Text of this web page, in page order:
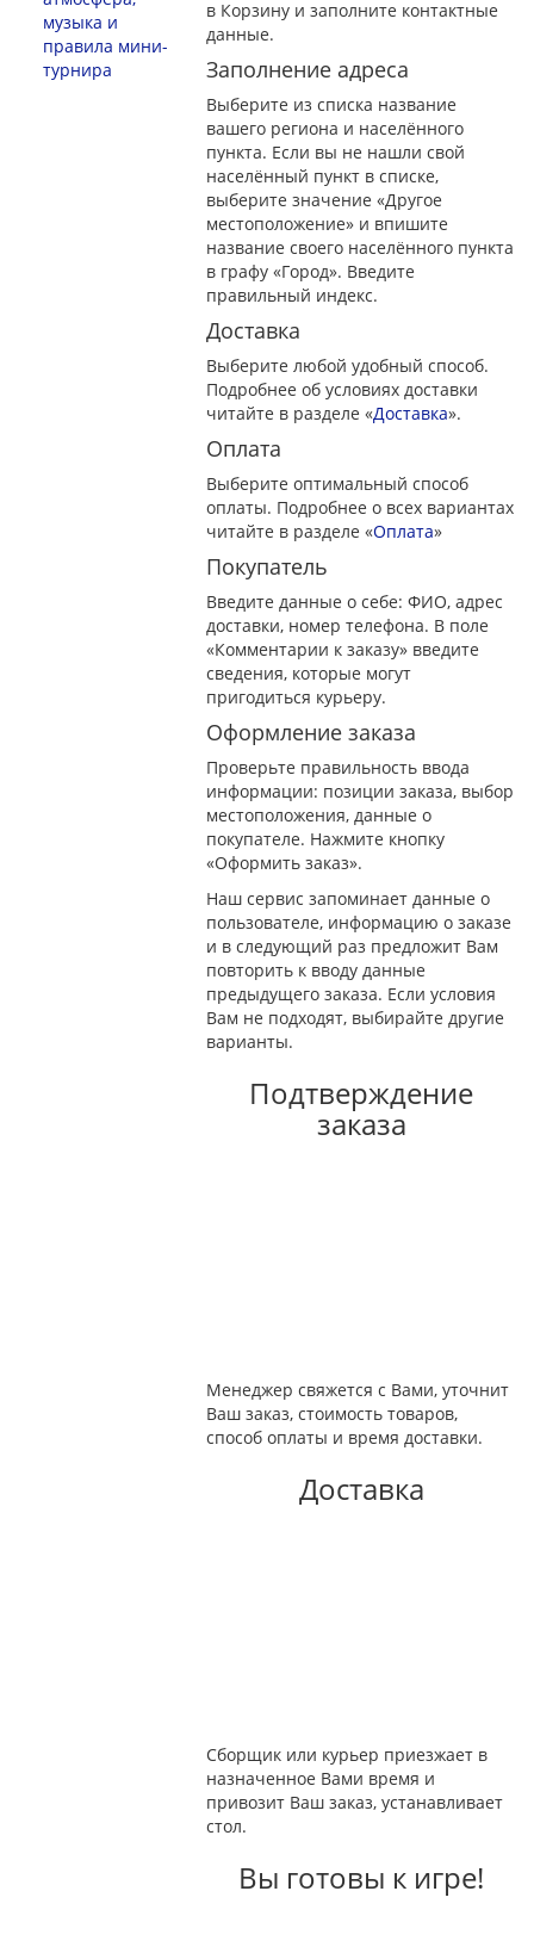
в Корзину и заполните контактные
данные.
Заполнение адреса
Выберите из списка название
вашего региона и населённого
пункта. Если вы не нашли свой
населённый пункт в списке,
выберите значение «Другое
местоположение» и впишите
название своего населённого пункта
в графу «Город». Введите
правильный индекс.
Доставка
Выберите любой удобный способ.
Подробнее об условиях доставки
читайте в разделе «Доставка».
Оплата
Выберите оптимальный способ
оплаты. Подробнее о всех вариантах
читайте в разделе «Оплата»
Покупатель
Введите данные о себе: ФИО, адрес
доставки, номер телефона. В поле
«Комментарии к заказу» введите
сведения, которые могут
пригодиться курьеру.
Оформление заказа
Проверьте правильность ввода
информации: позиции заказа, выбор
местоположения, данные о
покупателе. Нажмите кнопку
«Оформить заказ».
Наш сервис запоминает данные о
пользователе, информацию о заказе
и в следующий раз предложит Вам
повторить к вводу данные
предыдущего заказа. Если условия
Вам не подходят, выбирайте другие
варианты.
Подтверждение
заказа
Менеджер свяжется с Вами, уточнит
Ваш заказ, стоимость товаров,
способ оплаты и время доставки.
Доставка
Сборщик или курьер приезжает в
назначенное Вами время и
привозит Ваш заказ, устанавливает
стол.
Вы готовы к игре!
музыка и
правила мини-
турнира